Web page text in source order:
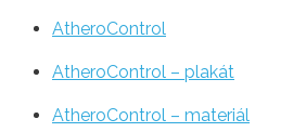
AtheroControl
AtheroControl – plakát
AtheroControl – materiál